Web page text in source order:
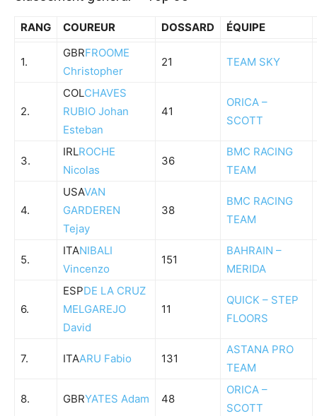
RANG COUREUR DOSSARD ÉQUIPE
1.
GBRFROOME
Christopher
21 TEAM SKY
2.
COLCHAVES
RUBIO Johan
Esteban
41
ORICA –
SCOTT
3.
IRLROCHE
Nicolas
36
BMC RACING
TEAM
4.
USAVAN
GARDEREN
Tejay
38
BMC RACING
TEAM
5.
ITANIBALI
Vincenzo
151
BAHRAIN –
MERIDA
6.
ESPDE LA CRUZ
MELGAREJO
David
11
QUICK – STEP
FLOORS
7. ITAARU Fabio 131
ASTANA PRO
TEAM
8. GBRYATES Adam 48
ORICA –
SCOTT